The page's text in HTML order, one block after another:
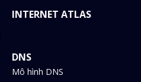
INTERNET ATLAS
DNS
Mô hình DNS